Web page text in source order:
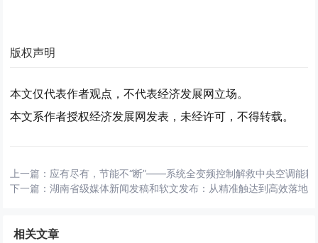
版权声明
本文仅代表作者观点，不代表经济发展网立场。
本文系作者授权经济发展网发表，未经许可，不得转载。
上一篇： 应有尽有，节能不“断”——系统全变频控制解救中央空调能耗
下一篇：湖南省级媒体新闻发稿和软文发布：从精准触达到高效落地
相关文章